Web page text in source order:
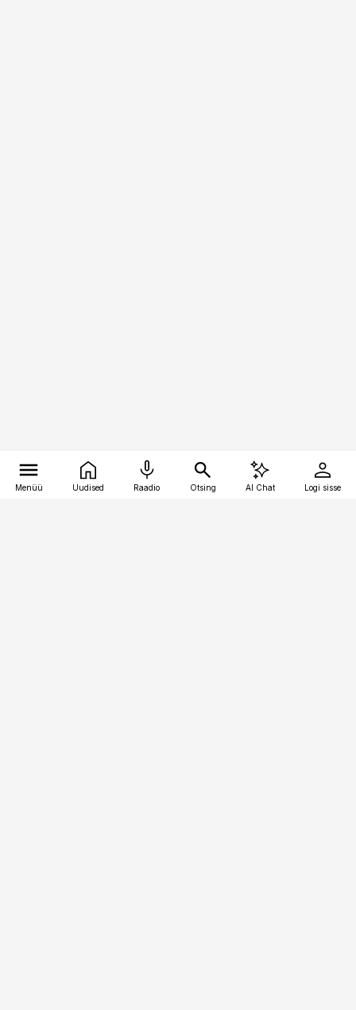
Menüü Uudised Raadio Otsing AI Chat Logi sisse